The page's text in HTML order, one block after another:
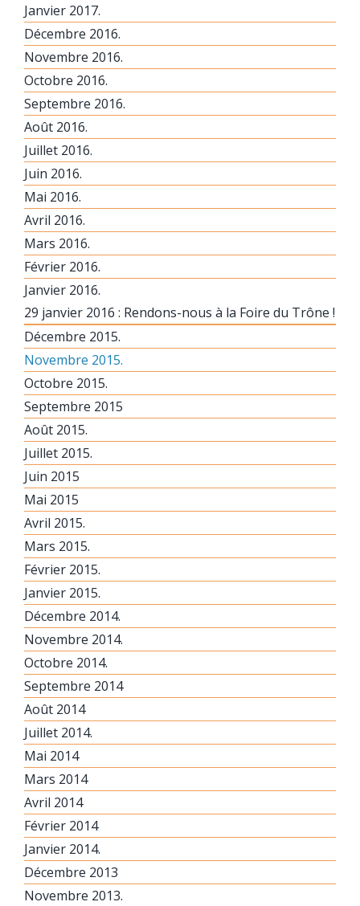
Janvier 2017.
Décembre 2016.
Novembre 2016.
Octobre 2016.
Septembre 2016.
Août 2016.
Juillet 2016.
Juin 2016.
Mai 2016.
Avril 2016.
Mars 2016.
Février 2016.
Janvier 2016.
29 janvier 2016 : Rendons-nous à la Foire du Trône !
Décembre 2015.
Novembre 2015.
Octobre 2015.
Septembre 2015
Août 2015.
Juillet 2015.
Juin 2015
Mai 2015
Avril 2015.
Mars 2015.
Février 2015.
Janvier 2015.
Décembre 2014.
Novembre 2014.
Octobre 2014.
Septembre 2014
Août 2014
Juillet 2014.
Mai 2014
Mars 2014
Avril 2014
Février 2014
Janvier 2014.
Décembre 2013
Novembre 2013.